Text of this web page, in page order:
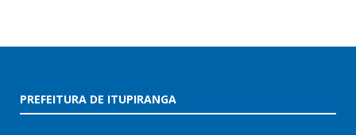
PREFEITURA DE ITUPIRANGA